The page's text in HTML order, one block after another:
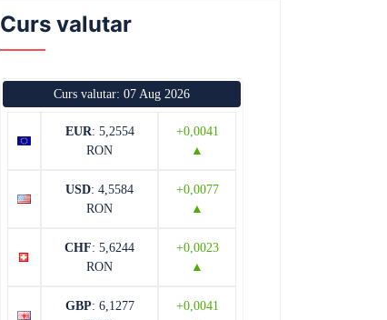
Curs valutar
Curs valutar: 07 Aug 2026
EUR: 5,2554
RON
+0,0041
▲
USD: 4,5584
RON
+0,0077
▲
CHF: 5,6244
RON
+0,0023
▲
GBP: 6,1277
+0,0041